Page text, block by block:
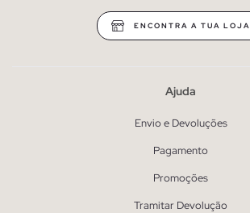
ENCONTRA A TUA LOJA
Ajuda
Envio e Devoluções
Pagamento
Promoções
Tramitar Devolução